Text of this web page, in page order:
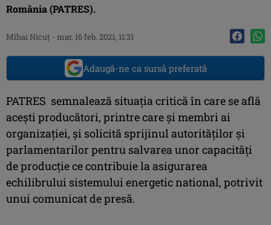
România (PATRES).
Mihai Nicuţ - mar, 16 feb. 2021, 11:31
Adaugă-ne ca sursă preferată
PATRES semnalează situația critică în care se află
acești producători, printre care și membri ai
organizației, și solicită sprijinul autorităților și
parlamentarilor pentru salvarea unor capacități
de producție ce contribuie la asigurarea
echilibrului sistemului energetic national, potrivit
unui comunicat de presă.